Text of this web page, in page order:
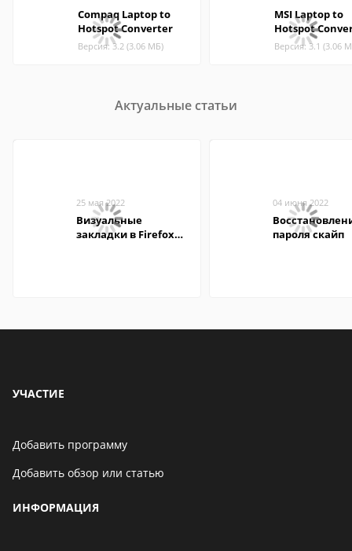
Compaq Laptop to
Hotspot Converter
Версия: 3.2 (3.06 МБ)
MSI Laptop to
Hotspot
Версия: 3.1 (3.06
Актуальные статьи
25 мая 2022
Визуальные
закладки в Firefox
04 июня 2022
пароля скайп
УЧАСТИЕ
Добавить программу
Добавить обзор или статью
ИНФОРМАЦИЯ